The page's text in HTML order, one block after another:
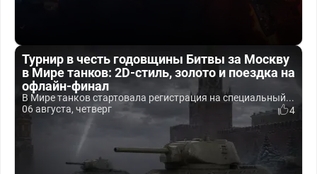
Турнир в честь годовщины Битвы за Москву
в Мире танков: 2D-стиль, золото и поездка на
офлайн-финал
В Мире танков стартовала регистрация на специальный...
06 августа, четверг
4